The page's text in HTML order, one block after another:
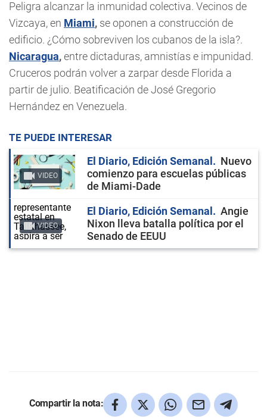
Peligra alcanzar la inmunidad colectiva. Vecinos de
Vizcaya, en Miami, se oponen a construcción de
edificio. ¿Cómo sobreviven los cubanos de la isla?.
Nicaragua,entre dictaduras, amnistías e impunidad.
Cruceros podrán volver a zarpar desde Florida a
partir de julio. Beatificación de José Gregorio
Hernández en Venezuela.
TE PUEDE INTERESAR
VIDEO
El Diario, Edición Semanal
Nuevo
comienzo para escuelas públicas
de Miami-Dade
VIDEO
El Diario, Edición Semanal
Angie
Nixon lleva batalla política por el
Senado de EEUU
Compartir la nota: